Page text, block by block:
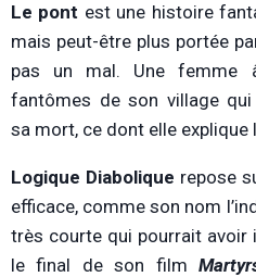
Le pont est une histoire
mais peut-être plus portée
pas un mal. Une femme
fantômes de son village
sa mort, ce dont elle explique
Logique Diabolique repose
efficace, comme son nom
très courte qui pourrait avoir
le final de son film